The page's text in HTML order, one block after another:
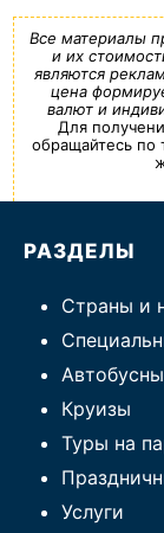
Все материалы
и их
являются
цена
валют и
Для
обращайтесь по
РАЗДЕЛЫ
Страны и
Круизы
Туры на
Услуги